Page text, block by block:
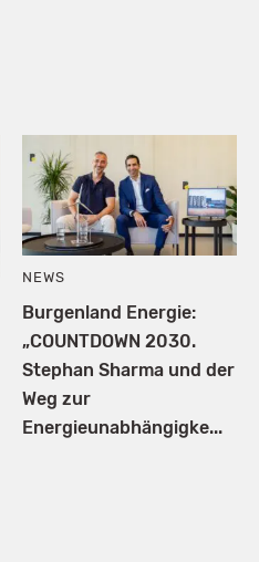
NEWS
Burgenland Energie:
„COUNTDOWN 2030.
Stephan Sharma und der
Weg zur
Energieunabhängigke...